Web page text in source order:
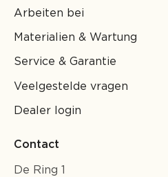
Arbeiten bei
Materialien & Wartung
Service & Garantie
Veelgestelde vragen
Dealer login
Contact
De Ring 1